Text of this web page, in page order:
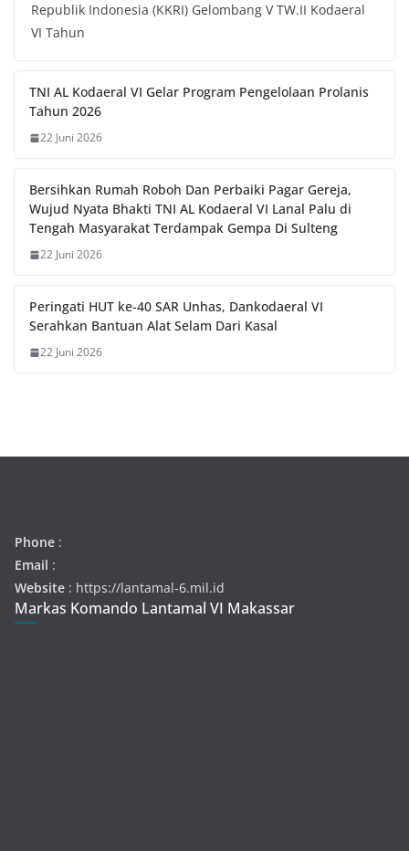
Republik Indonesia (KKRI) Gelombang V TW.II Kodaeral
VI Tahun
TNI AL Kodaeral VI Gelar Program Pengelolaan Prolanis
Tahun 2026
22 Juni 2026
Bersihkan Rumah Roboh Dan Perbaiki Pagar Gereja,
Wujud Nyata Bhakti TNI AL Kodaeral VI Lanal Palu di
Tengah Masyarakat Terdampak Gempa Di Sulteng
22 Juni 2026
Peringati HUT ke-40 SAR Unhas, Dankodaeral VI
Serahkan Bantuan Alat Selam Dari Kasal
22 Juni 2026
Phone :
Email :
Website : https://lantamal-6.mil.id
Markas Komando Lantamal VI Makassar